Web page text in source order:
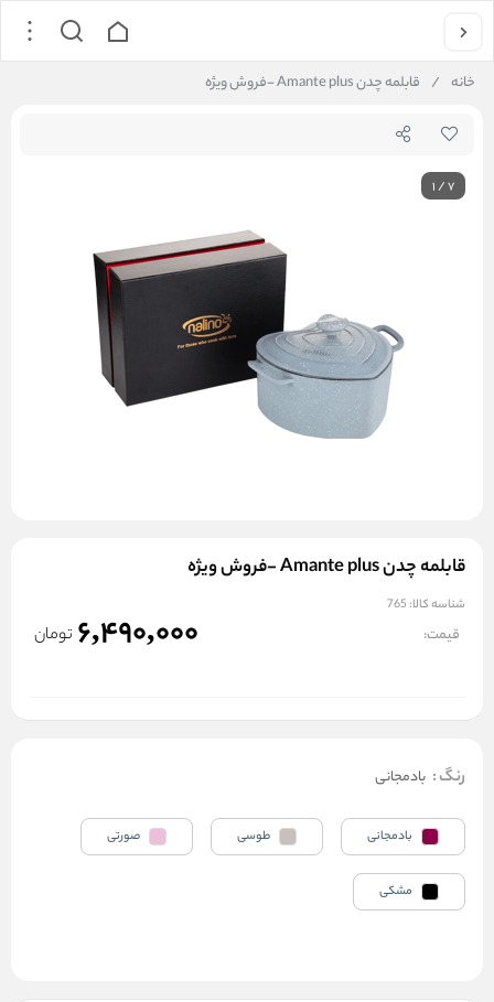
خانه / قابلمه چدن Amante plus -فروش ویژه
1/7
قابلمه چدن Amante plus -فروش ویژه
شناسه کالا: 765
قیمت: 6,490,000 تومان
رنگ: بادمجانی
بادمجانی طوسی صورتی
مشکی